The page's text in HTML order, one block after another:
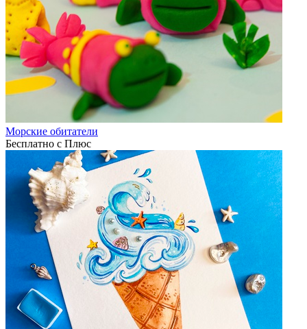
Морские обитатели
Бесплатно с Плюс